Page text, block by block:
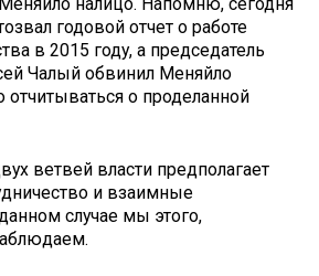
годовой отчет о работе
в 2015 году, а председатель
Чалый обвинил Меняйло
отчитываться о проделанной
ветвей власти предполагает
и взаимные
случае мы этого,